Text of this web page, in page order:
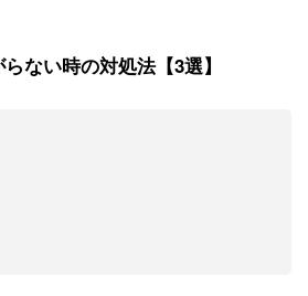
ない時の対処法【3選】